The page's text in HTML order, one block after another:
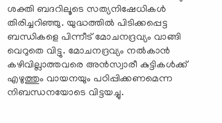
ശക്തി ബദറിലൂടെ സത്യനിഷേധികള്‍
തിരിച്ചറിഞ്ഞു. യുദ്ധത്തില്‍ പിടിക്കപ്പെട്ട
ബന്ധികളെ പിന്നീട് മോചനദ്രവ്യം വാങ്ങി
വെറുതെ വിട്ടു. മോചനദ്രവ്യം നല്‍കാന്‍
കഴിവില്ലാത്തവരെ അന്‍സ്വാരീ കുട്ടികള്‍ക്ക്
എഴുത്തും വായനയും പഠിപ്പിക്കണമെന്ന
നിബന്ധനയോടെ വിട്ടയച്ചു.